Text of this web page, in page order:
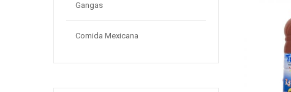
Gangas
Comida Mexicana